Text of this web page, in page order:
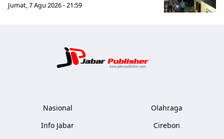
Jumat, 7 Agu 2026 - 21:59
Nasional
Info Jabar
Olahraga
Cirebon